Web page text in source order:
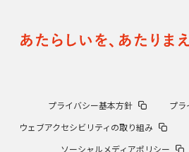
プライバシー基本方針
プラ
ウェブアクセシビリティの取り組み
ソーシャルメディアポリシー